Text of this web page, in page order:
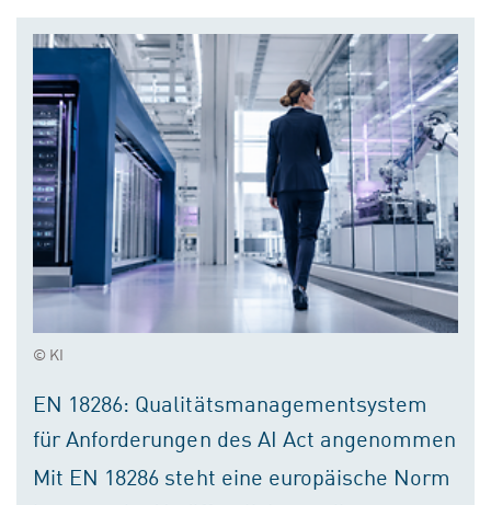
© KI
EN 18286: Qualitätsmanagementsystem
für Anforderungen des AI Act angenommen
Mit EN 18286 steht eine europäische Norm